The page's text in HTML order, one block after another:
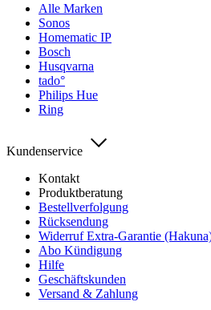
Alle Marken
Sonos
Homematic IP
Bosch
Husqvarna
tado°
Philips Hue
Ring
Kundenservice
Kontakt
Produktberatung
Bestellverfolgung
Rücksendung
Widerruf Extra-Garantie
Abo Kündigung
Hilfe
Geschäftskunden
Versand & Zahlung